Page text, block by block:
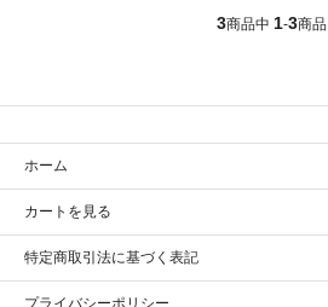
3商品中 1-3商品
ホーム
カートを見る
特定商取引法に基づく表記
プライバシーポリシー